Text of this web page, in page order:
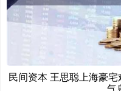
民间资本 王思聪上海豪
气